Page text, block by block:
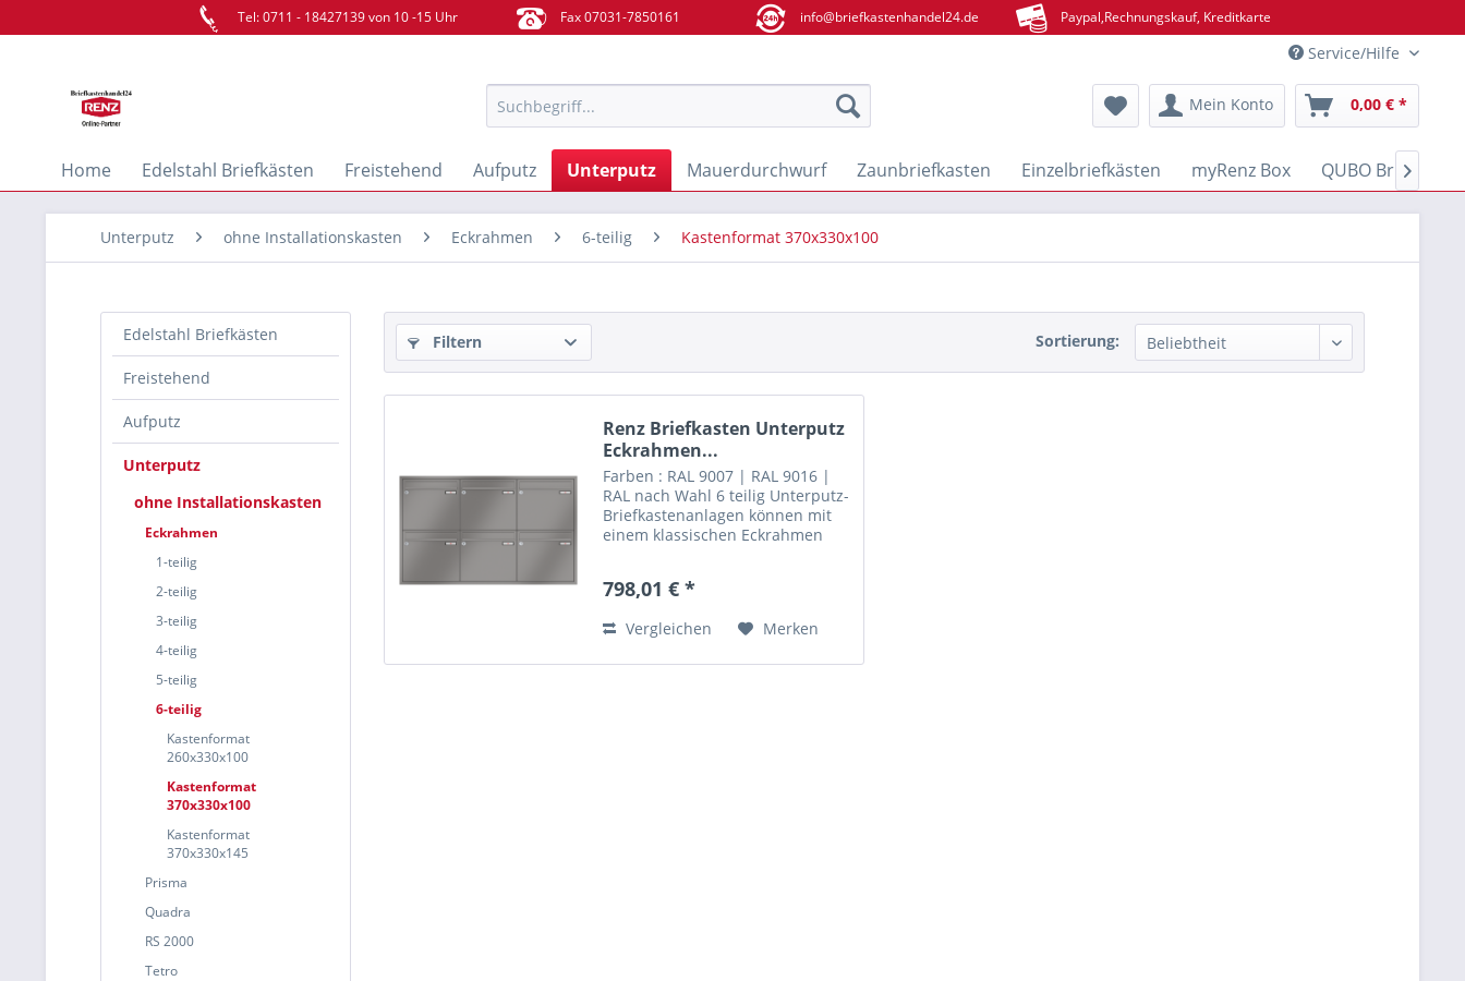
Tel: 0711 - 18427139 von 10 -15 Uhr Fax 07031-7850161 info@briefkastenhandel24.de Paypal,Rechnungskauf, Kreditkarte
Service/Hilfe
Mein Konto 0,00 € *
Home Edelstahl Briefkästen Freistehend Aufputz Unterputz Mauerdurchwurf Zaunbriefkasten Einzelbriefkästen myRenz Box QUBO Brief- &

Unterputz ohne Installationskasten Eckrahmen 6-teilig Kastenformat 370x330x100
Edelstahl Briefkästen
Freistehend
Aufputz
Unterputz
ohne Installationskasten
Eckrahmen
1-teilig
2-teilig
3-teilig
4-teilig
5-teilig
6-teilig
Kastenformat
260x330x100
Kastenformat
370x330x100
Kastenformat
370x330x145
Prisma
Quadra
RS 2000
Tetro
Filtern Sortierung:
Renz Briefkasten Unterputz
Eckrahmen...
Farben : RAL 9007 | RAL 9016 |
RAL nach Wahl 6 teilig Unterputz-
Briefkastenanlagen können mit
einem klassischen Eckrahmen
Gehrung gearbeitet und in 20
lieferbar....
798,01 € *
Vergleichen Merken